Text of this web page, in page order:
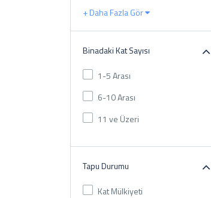
+ Daha Fazla Gör
Binadaki Kat Sayısı
1-5 Arası
6-10 Arası
11 ve Üzeri
Tapu Durumu
Kat Mülkiyeti